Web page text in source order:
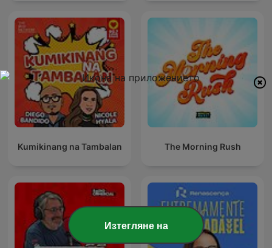
Kumikinang na Tambalan The Morning Rush
Изтегляне на